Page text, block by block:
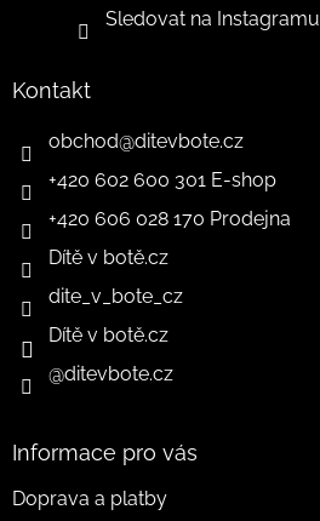
Sledovat na Instagramu
Kontakt
obchod@ditevbote.cz
+420 602 600 301 E-shop
+420 606 028 170 Prodejna
Dítě v botě.cz
dite_v_bote_cz
Dítě v botě.cz
@ditevbote.cz
Informace pro vás
Doprava a platby